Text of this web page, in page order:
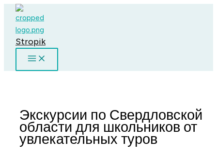
Перейти
содержимому
Stropik
Экскурсии по Свердловской
области для школьников от
увлекательных туров